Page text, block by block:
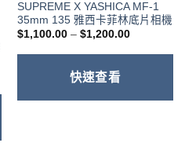
SUPREME X YASHICA MF-1
35mm 135 雅西卡菲林底片相機
$1,100.00 – $1,200.00價
範
快速查看